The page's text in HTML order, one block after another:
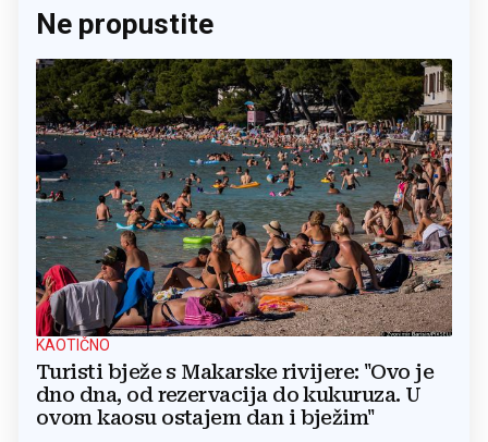
Ne propustite
KAOTIČNO
Turisti bježe s Makarske rivijere: "Ovo je
dno dna, od rezervacija do kukuruza. U
ovom kaosu ostajem dan i bježim"